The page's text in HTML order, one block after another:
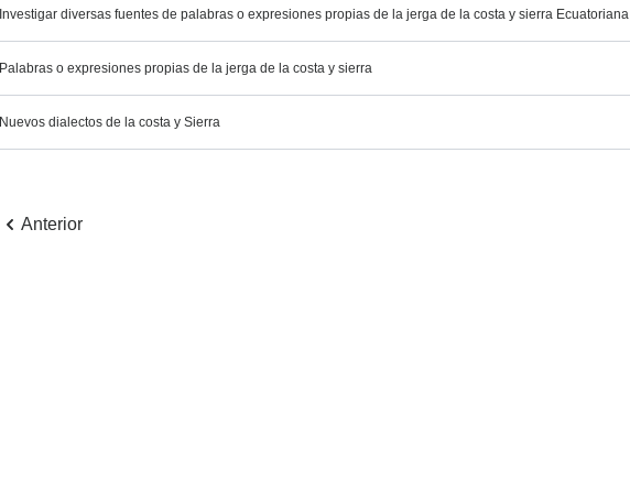
Investigar diversas fuentes de palabras o expresiones propias de la jerga de la costa y sierra Ecuatoriana
Palabras o expresiones propias de la jerga de la costa y sierra
Nuevos dialectos de la costa y Sierra
Anterior